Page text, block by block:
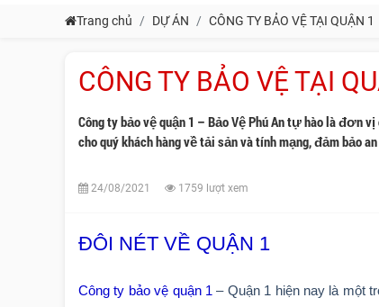
Trang chủ DỰ ÁN CÔNG TY BẢO VỆ TẠI QUẬN 1
CÔNG TY BẢO VỆ TẠI
Công ty bảo vệ quận 1 – Bảo Vệ Phú An tự hào là đơn
cho quý khách hàng về tải sản và tính mạng, đảm bảo
24/08/2021 1759 lượt xem
ĐÔI NÉT VỀ QUẬN 1
Công ty bảo vệ quận 1 – Quận 1 hiện nay là một